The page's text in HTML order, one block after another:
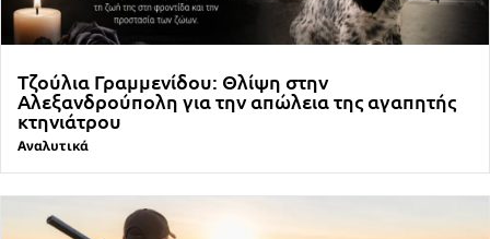
Τζούλια Γραμμενίδου: Θλίψη στην
Αλεξανδρούπολη για την απώλεια της αγαπητής
κτηνιάτρου
Αναλυτικά